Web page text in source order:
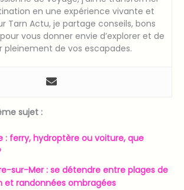
en une expérience vivante et
Tarn Actu, je partage conseils, bons
vous donner envie d’explorer et de
pleinement de vos escapades.
sujet :
: ferry, hydroptère ou voiture, que
sur-Mer : se détendre entre plages de
et randonnées ombragées